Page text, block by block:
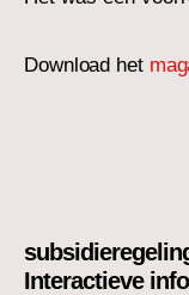
Download het
Interactieve